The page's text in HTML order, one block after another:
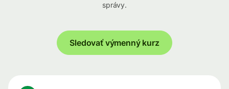
správy.
Sledovať výmenný kurz